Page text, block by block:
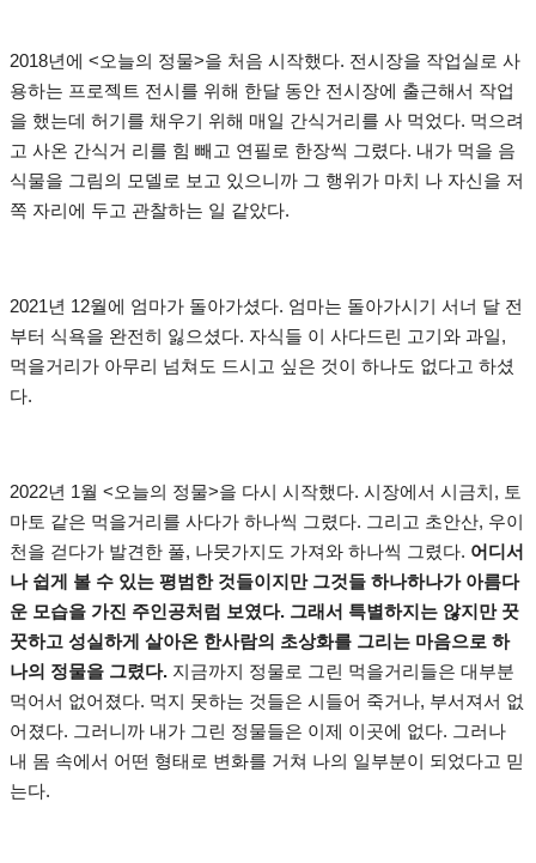
2018년에 <오늘의 정물>을 처음 시작했다. 전시장을 작업실로 사
용하는 프로젝트 전시를 위해 한달 동안 전시장에 출근해서 작업
을 했는데 허기를 채우기 위해 매일 간식거리를 사 먹었다. 먹으려
고 사온 간식거 리를 힘 빼고 연필로 한장씩 그렸다. 내가 먹을 음
식물을 그림의 모델로 보고 있으니까 그 행위가 마치 나 자신을 저
쪽 자리에 두고 관찰하는 일 같았다.
2021년 12월에 엄마가 돌아가셨다. 엄마는 돌아가시기 서너 달 전
부터 식욕을 완전히 잃으셨다. 자식들 이 사다드린 고기와 과일,
먹을거리가 아무리 넘쳐도 드시고 싶은 것이 하나도 없다고 하셨
다.
2022년 1월 <오늘의 정물>을 다시 시작했다. 시장에서 시금치, 토
마토 같은 먹을거리를 사다가 하나씩 그렸다. 그리고 초안산, 우이
천을 걷다가 발견한 풀, 나뭇가지도 가져와 하나씩 그렸다. 어디서
나 쉽게 볼 수 있는 평범한 것들이지만 그것들 하나하나가 아름다
운 모습을 가진 주인공처럼 보였다. 그래서 특별하지는 않지만 꿋
꿋하고 성실하게 살아온 한사람의 초상화를 그리는 마음으로 하
나의 정물을 그렸다. 지금까지 정물로 그린 먹을거리들은 대부분
먹어서 없어졌다. 먹지 못하는 것들은 시들어 죽거나, 부서져서 없
어졌다. 그러니까 내가 그린 정물들은 이제 이곳에 없다. 그러나
내 몸 속에서 어떤 형태로 변화를 거쳐 나의 일부분이 되었다고 믿
는다.